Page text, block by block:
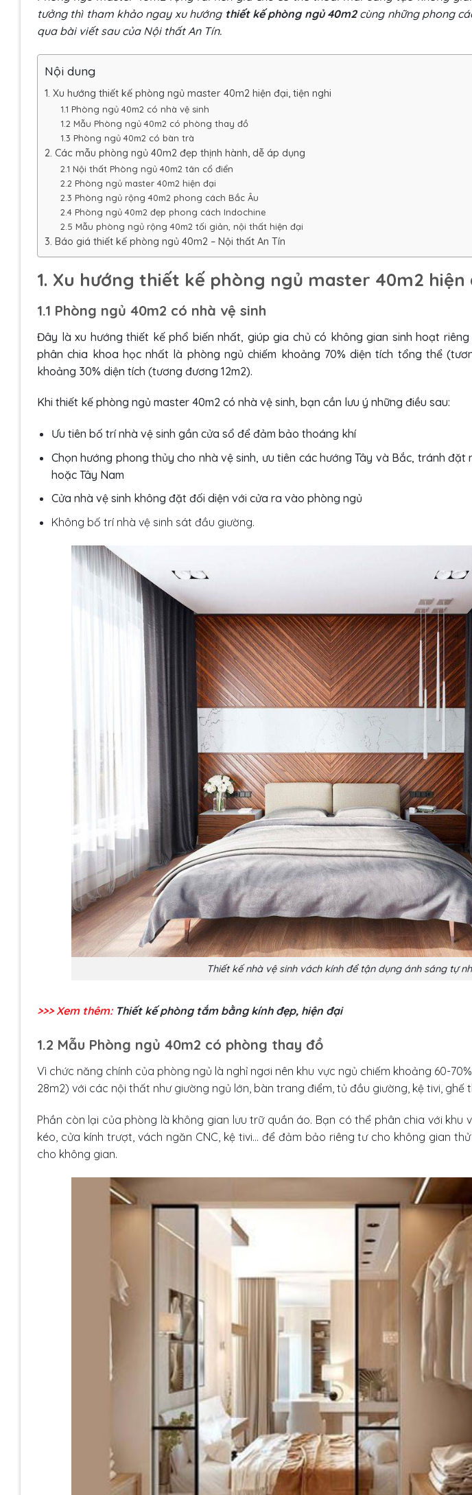
tưởng thì tham khảo ngay xu hướng thiết kế phòng ngủ 40m2cùng những phong
qua bài viết sau của Nội thất An Tín.
Nội dung
1. Xu hướng thiết kế phòng ngủ master 40m2 hiện đại, tiện nghi
1.1 Phòng ngủ 40m2 có nhà vệ sinh
1.2 Mẫu Phòng ngủ 40m2 có phòng thay đồ
1.3 Phòng ngủ 40m2 có bàn trà
2. Các mẫu phòng ngủ 40m2 đẹp thịnh hành, dễ áp dụng
2.1 Nội thất Phòng ngủ 40m2 tân cổ điển
2.2 Phòng ngủ master 40m2 hiện đại
2.3 Phòng ngủ rộng 40m2 phong cách Bắc Âu
2.4 Phòng ngủ 40m2 đẹp phong cách Indochine
2.5 Mẫu phòng ngủ rộng 40m2 tối giản, nội thất hiện đại
3. Báo giá thiết kế phòng ngủ 40m2 – Nội thất An Tín
1. Xu hướng thiết kế phòng ngủ master 40m2
1.1 Phòng ngủ 40m2 có nhà vệ sinh
Đây là xu hướng thiết kế phổ biến nhất, giúp gia chủ có không gian sinh hoạt
phân chia khoa học nhất là phòng ngủ chiếm khoảng 70% diện tích tổng thể
khoảng 30% diện tích (tương đương 12m2).
Khi thiết kế phòng ngủ master 40m2 có nhà vệ sinh, bạn cần lưu ý những điều sau:
Ưu tiên bố trí nhà vệ sinh gần cửa sổ để đảm bảo thoáng khí
Chọn hướng phong thủy cho nhà vệ sinh, ưu tiên các hướng Tây và Bắc, tránh
hoặc Tây Nam
Cửa nhà vệ sinh không đặt đối diện với cửa ra vào phòng ngủ
Không bố trí nhà vệ sinh sát đầu giường.
Thiết kế nhà vệ sinh vách kính để tận dụng ánh sáng tự
>>> Xem thêm: Thiết kế phòng tắm bằng kính đẹp, hiện đại
1.2 Mẫu Phòng ngủ 40m2 có phòng thay đồ
Vì chức năng chính của phòng ngủ là nghỉ ngơi nên khu vực ngủ chiếm khoảng 60-
28m2) với các nội thất như giường ngủ lớn, bàn trang điểm, tủ đầu giường, kệ tivi, ghế
Phần còn lại của phòng là không gian lưu trữ quần áo. Bạn có thể phân chia với khu
kéo, cửa kính trượt, vách ngăn CNC, kệ tivi… để đảm bảo riêng tư cho không gian
cho không gian.